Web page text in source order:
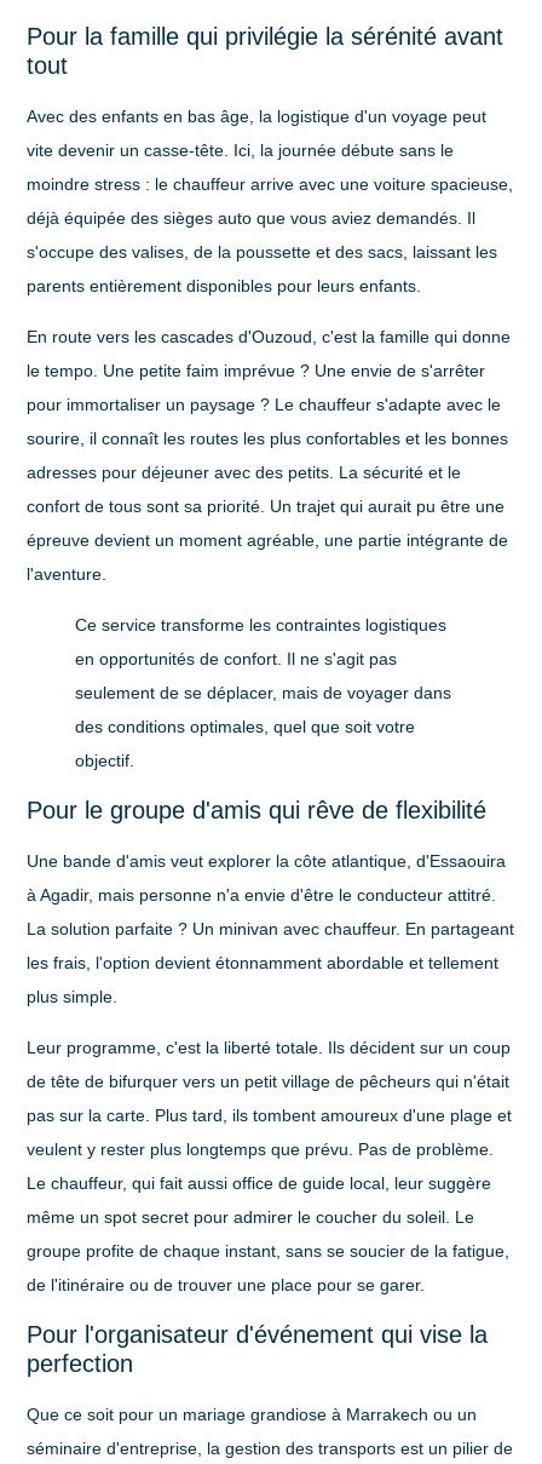
Pour la famille qui privilégie la sérénité avant
tout
Avec des enfants en bas âge, la logistique d'un voyage peut
vite devenir un casse-tête. Ici, la journée débute sans le
moindre stress : le chauffeur arrive avec une voiture spacieuse,
déjà équipée des sièges auto que vous aviez demandés. Il
s'occupe des valises, de la poussette et des sacs, laissant les
parents entièrement disponibles pour leurs enfants.
En route vers les cascades d'Ouzoud, c'est la famille qui donne
le tempo. Une petite faim imprévue ? Une envie de s'arrêter
pour immortaliser un paysage ? Le chauffeur s'adapte avec le
sourire, il connaît les routes les plus confortables et les bonnes
adresses pour déjeuner avec des petits. La sécurité et le
confort de tous sont sa priorité. Un trajet qui aurait pu être une
épreuve devient un moment agréable, une partie intégrante de
l'aventure.
Ce service transforme les contraintes logistiques
en opportunités de confort. Il ne s'agit pas
seulement de se déplacer, mais de voyager dans
des conditions optimales, quel que soit votre
objectif.
Pour le groupe d'amis qui rêve de flexibilité
Une bande d'amis veut explorer la côte atlantique, d'Essaouira
à Agadir, mais personne n'a envie d'être le conducteur attitré.
La solution parfaite ? Un minivan avec chauffeur. En partageant
les frais, l'option devient étonnamment abordable et tellement
plus simple.
Leur programme, c'est la liberté totale. Ils décident sur un coup
de tête de bifurquer vers un petit village de pêcheurs qui n'était
pas sur la carte. Plus tard, ils tombent amoureux d'une plage et
veulent y rester plus longtemps que prévu. Pas de problème.
Le chauffeur, qui fait aussi office de guide local, leur suggère
même un spot secret pour admirer le coucher du soleil. Le
groupe profite de chaque instant, sans se soucier de la fatigue,
de l'itinéraire ou de trouver une place pour se garer.
Pour l'organisateur d'événement qui vise la
perfection
Que ce soit pour un mariage grandiose à Marrakech ou un
séminaire d'entreprise, la gestion des transports est un pilier de